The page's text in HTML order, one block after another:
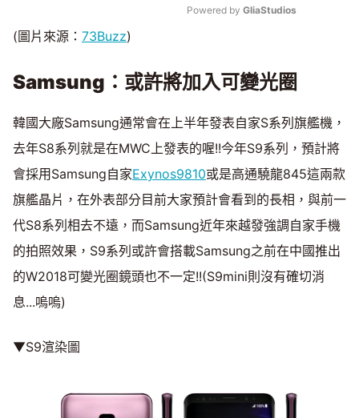
Powered by GliaStudios
(圖片來源： 73Buzz)
Samsung ：或許將加入可變光圈
韓國大廠Samsung通常會在上半年發表自家S系列旗艦機，
去年S8系列就是在MWC上發表的喔!!今年S9系列，預計將
會採用Samsung自家Exynos9810或是高通驍龍845這兩款
旗艦晶片，在外表部分目前大家預計會看到的長相，與前一
代S8系列相去不遠，而Samsung近年來越發強調自家手機
的拍照效果，S9系列或許會搭載Samsung之前在中國推出
的W2018可變光圈鏡頭也不一定!!(S9mini則沒有確切消
息...嗚嗚)
▼S9渲染圖